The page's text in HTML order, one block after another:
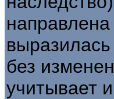
без
учитывает